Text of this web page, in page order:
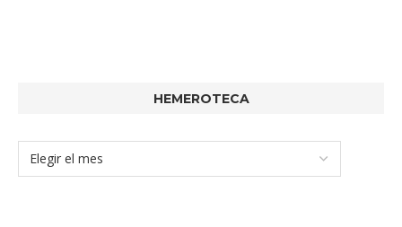
HEMEROTECA